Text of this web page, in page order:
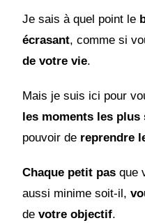
Je sais à quel point le
écrasant, comme si
de votre vie.
Mais je suis ici pour
les moments les plus
pouvoir de reprendre
Chaque petit pas que
aussi minime soit-il,
devotre objectif.